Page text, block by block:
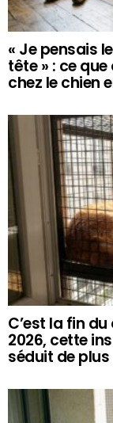
« Je pensais
tête » : ce
chez le chien
C’est la fin
2026, cette
séduit de